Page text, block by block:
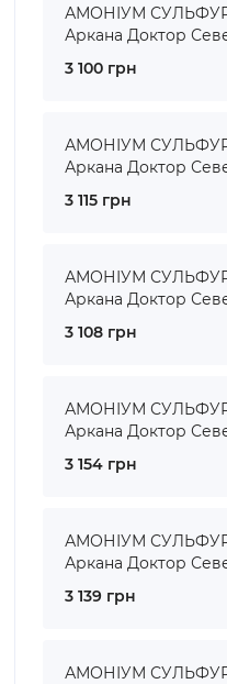
АМОНІУМ
Аркана Доктор
3 100 грн
АМОНІУМ
Аркана Доктор
3 115 грн
АМОНІУМ
Аркана Доктор
3 108 грн
АМОНІУМ
Аркана Доктор
3 154 грн
АМОНІУМ
Аркана Доктор
3 139 грн
АМОНІУМ